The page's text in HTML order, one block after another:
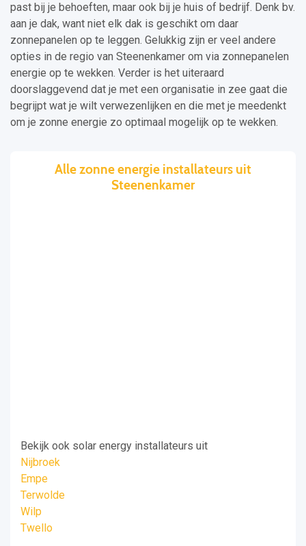
past bij je behoeften, maar ook bij je huis of bedrijf. Denk bv.
aan je dak, want niet elk dak is geschikt om daar
zonnepanelen op te leggen. Gelukkig zijn er veel andere
opties in de regio van Steenenkamer om via zonnepanelen
energie op te wekken. Verder is het uiteraard
doorslaggevend dat je met een organisatie in zee gaat die
begrijpt wat je wilt verwezenlijken en die met je meedenkt
om je zonne energie zo optimaal mogelijk op te wekken.
Alle zonne energie installateurs uit
Steenenkamer
Bekijk ook solar energy installateurs uit
Nijbroek
Empe
Terwolde
Wilp
Twello